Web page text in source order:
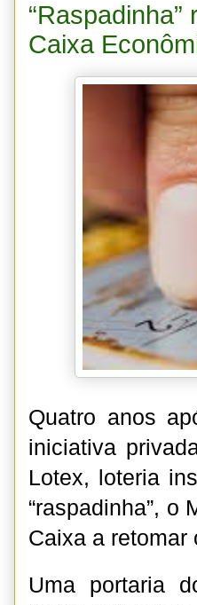
Caixa
Quatro anos
iniciativa
Lotex, loteria
“raspadinha”, o
Caixa a retomar
Uma portaria